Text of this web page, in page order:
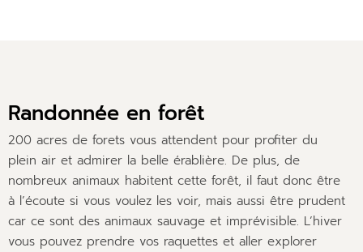
Randonnée en forêt
200 acres de forets vous attendent pour profiter du
plein air et admirer la belle érablière. De plus, de
nombreux animaux habitent cette forêt, il faut donc être
à l’écoute si vous voulez les voir, mais aussi être prudent
car ce sont des animaux sauvage et imprévisible. L’hiver
vous pouvez prendre vos raquettes et aller explorer